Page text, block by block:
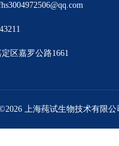
区嘉罗公路1661
上海莼试生物技术有限